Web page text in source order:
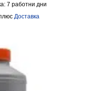
7 работни дни
Доставка